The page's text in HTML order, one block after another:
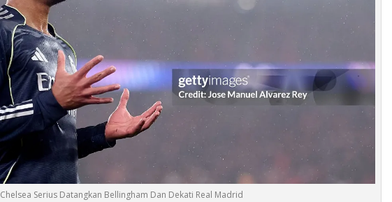
Chelsea Serius Datangkan Bellingham Dan Dekati Real Madrid